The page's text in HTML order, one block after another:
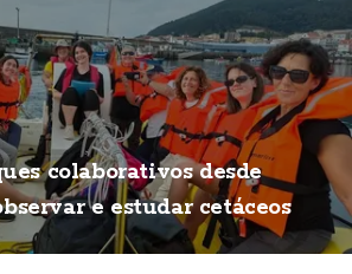
colaborativos desde
e estudar cetáceos